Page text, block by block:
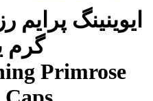
گرم
Primrose